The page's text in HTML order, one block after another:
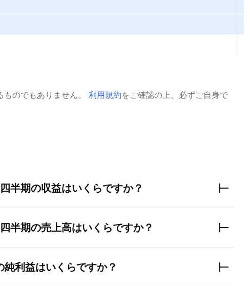
のでもありません。 利用規約をご確認の上、必ずご自身で
半期の収益はいくらですか？
半期の売上高はいくらですか？
純利益はいくらですか？